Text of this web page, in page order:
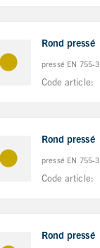
Rond pressé
pressé EN 755-3
Code article:
Rond pressé
pressé EN 755-3
Code article:
Rond pressé